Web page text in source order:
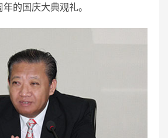
的国庆大典观礼。